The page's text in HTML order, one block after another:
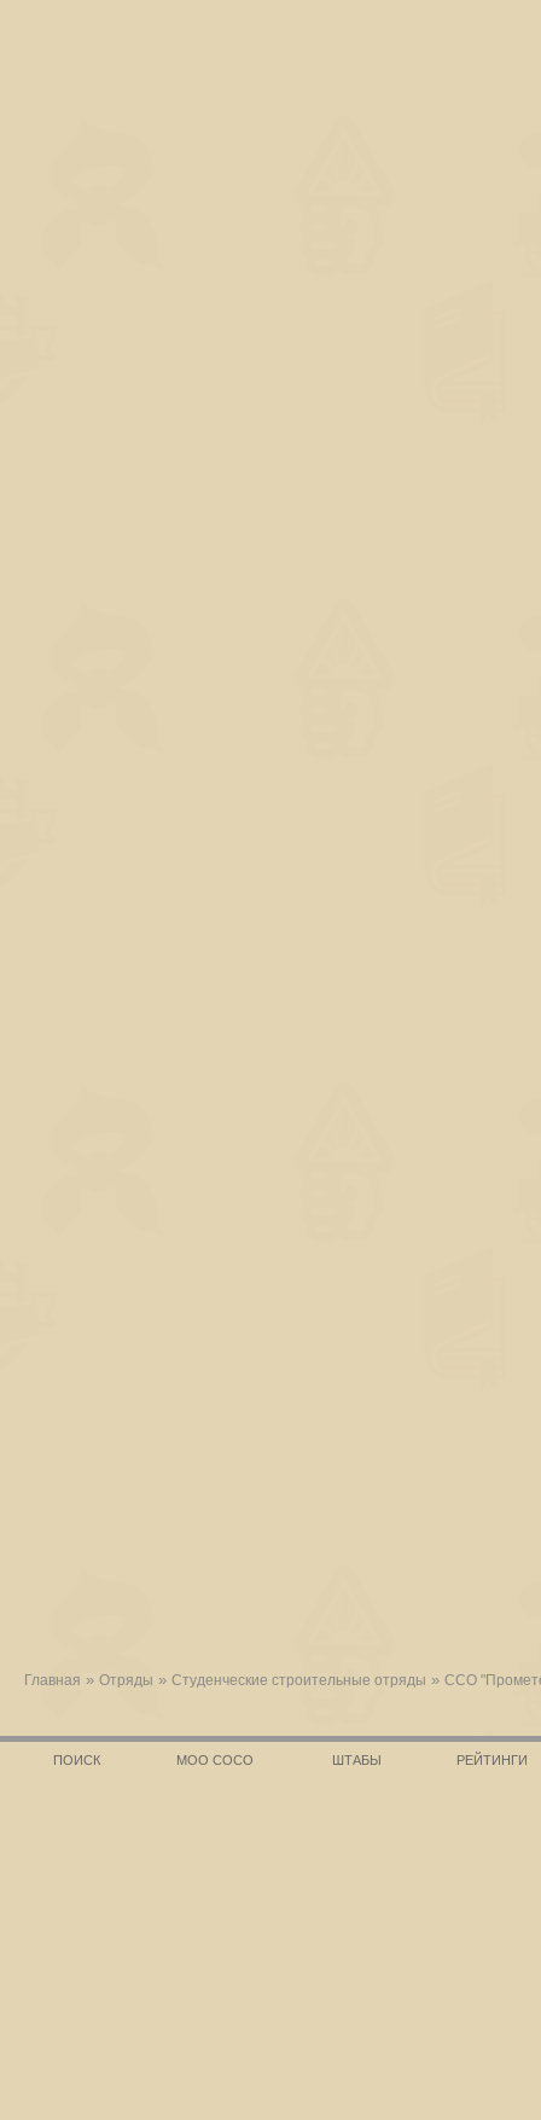
Главная » Отряды » Студенческие строительные отряды » ССО
ПОИСК МОО СОСО ШТАБЫ РЕЙТИНГИ